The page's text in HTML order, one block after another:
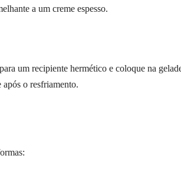
a um creme espesso.
um recipiente hermético e coloque na
o resfriamento.